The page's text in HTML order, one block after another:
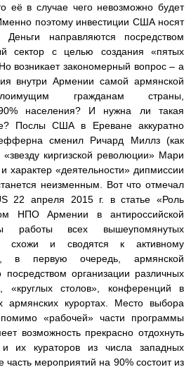
её в случае чего невозможно будет
поэтому инвестиции США носят
Деньги направляются посредством
сектор с целью создания «пятых
возникает закономерный вопрос – а
внутри Армении самой армянской
гражданам страны,
населения? И нужна ли такая
Послы США в Ереване аккуратно
сменил Ричард Миллз (как
киргизской революции» Мари
«деятельности» дипмиссии
неизменным. Вот что отмечал
22 апреля 2015 г. в статье «Роль
НПО Армении в антироссийской
работы всех вышеупомянутых
схожи и сводятся к активному
в первую очередь, армянской
организации различных
«круглых столов», конференций в
курортах. Место выбора
«рабочей» части программы
возможность прекрасно отдохнуть
кураторов из числа западных
мероприятий на 90% состоит из